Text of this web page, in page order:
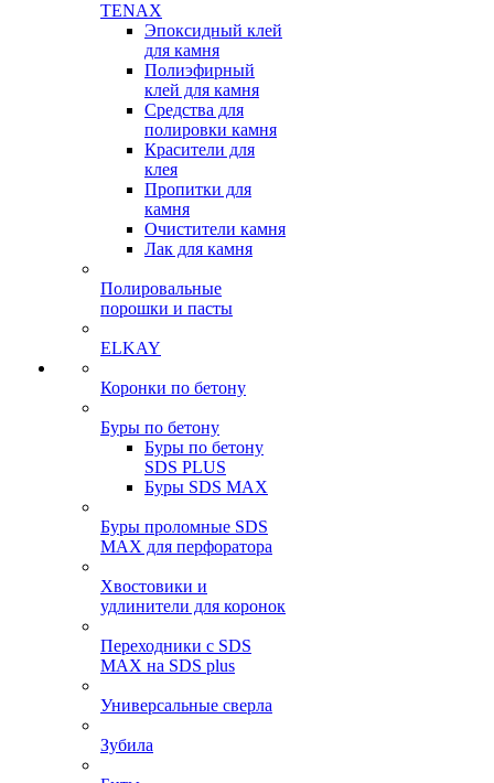
TENAX
Эпоксидный клей
для камня
Полиэфирный
клей для камня
Средства для
полировки камня
Красители для
клея
Пропитки для
камня
Очистители камня
Лак для камня
Полировальные
порошки и пасты
ELKAY
Коронки по бетону
Буры по бетону
Буры по бетону
SDS PLUS
Буры SDS MAX
Буры проломные SDS
MAX для перфоратора
Хвостовики и
удлинители для коронок
Переходники с SDS
MAX на SDS plus
Универсальные сверла
Зубила